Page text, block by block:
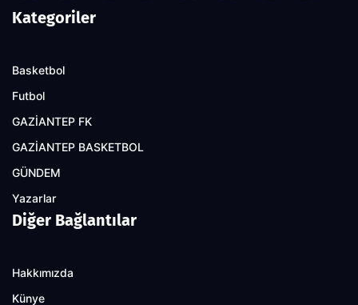
Kategoriler
Basketbol
Futbol
GAZİANTEP FK
GAZİANTEP BASKETBOL
GÜNDEM
Yazarlar
Diğer Bağlantılar
Hakkımızda
Künye